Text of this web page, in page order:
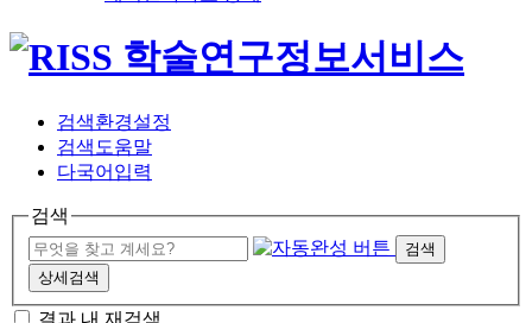
검색환경설정
검색도움말
다국어입력
검색
검색
상세검색